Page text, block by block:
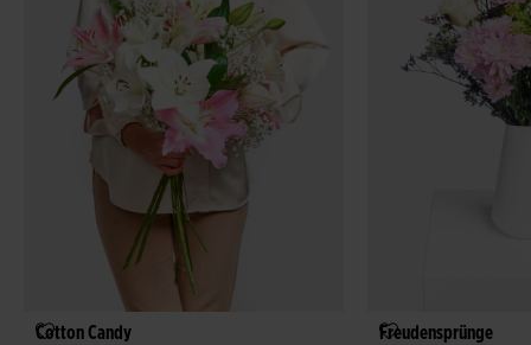
Cotton Candy
Freudensprünge